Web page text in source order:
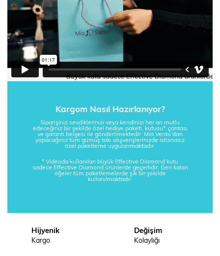
Kargom Nasıl Hazırlanıyor?
Siparişiniz sevdiklerinizi veya kendinizi her an mutlu
edeceğiniz bir şekilde özel hediye paketi, kutusu*, çantası
ve garanti belgesi ile gönderilmektedir. Mia Vento’dan
yapacağınız tüm gümüş takı alışverişlerinizde istisnasız
özel paketleme uygulanmaktadır.
* Videoda kullanılan büyük Effective Diamond kutu
sadece Effective Diamond ürünlerde geçerlidir. Geri kalan
öğeler tüm paketlemelerde şık bir şekilde
kullanılmaktadır.
Hijyenik
Kargo
Değişim
Kolaylığı